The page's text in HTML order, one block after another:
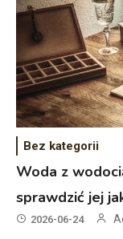
Bez kategorii
Woda z
sprawdzić jej
2026-06-24